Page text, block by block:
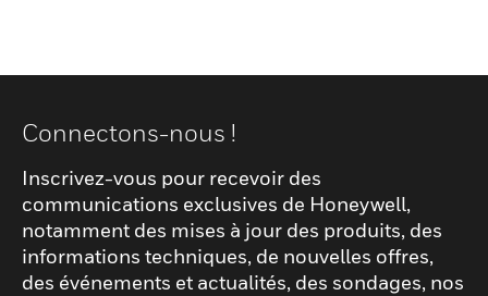
Connectons-nous !
Inscrivez-vous pour recevoir des
communications exclusives de Honeywell,
notamment des mises à jour des produits, des
informations techniques, de nouvelles offres,
des événements et actualités, des sondages, nos